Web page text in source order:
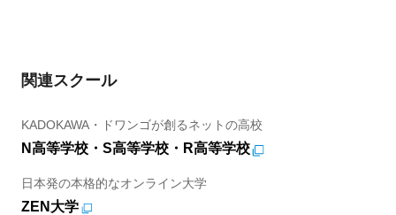
関連スクール
KADOKAWA・ドワンゴが創るネットの高校
N高等学校・S高等学校・R高等学校
日本発の本格的なオンライン大学
ZEN大学